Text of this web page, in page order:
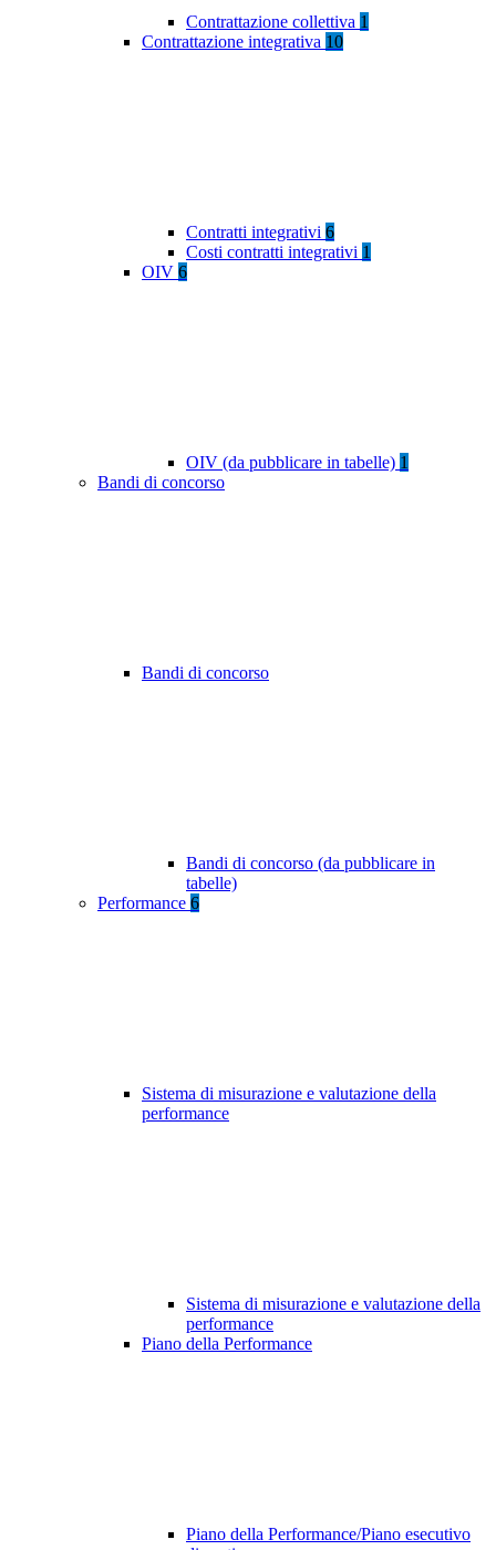
Contrattazione collettiva 1
Contrattazione integrativa 10
Contratti integrativi 6
Costi contratti integrativi 1
OIV 6
OIV (da pubblicare in tabelle) 1
Bandi di concorso
Bandi di concorso
Bandi di concorso (da pubblicare in
tabelle)
Performance 6
Sistema di misurazione e valutazione della
performance
Sistema di misurazione e valutazione della
performance
Piano della Performance
Piano della Performance/Piano esecutivo